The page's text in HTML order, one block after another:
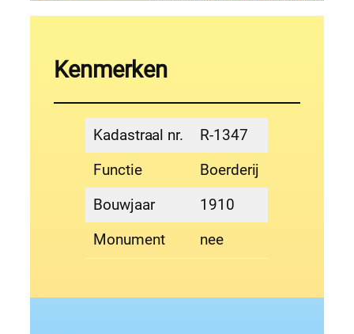
Kenmerken
Kadastraal nr.
R-1347
Functie
Boerderij
Bouwjaar
1910
Monument
nee